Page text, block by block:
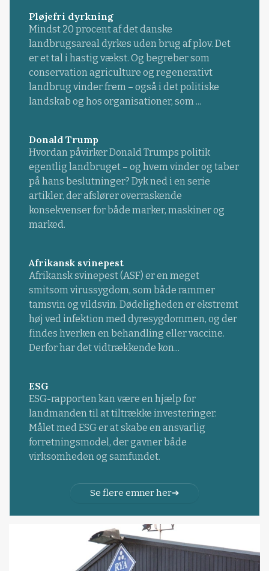
Pløjefri dyrkning
Mindst 20 procent af det danske
landbrugsareal dyrkes uden brug af plov. Det
er et tal i hastig vækst. Og begreber som
conservation agriculture og regenerativt
landbrug vinder frem – også i det politiske
landskab og hos organisationer, som ...
Donald Trump
Hvordan påvirker Donald Trumps politik
egentlig landbruget – og hvem vinder og taber
på hans beslutninger? Dyk ned i en serie
artikler, der afslører overraskende
konsekvenser for både marker, maskiner og
marked.
Afrikansk svinepest
Afrikansk svinepest (ASF) er en meget
smitsom virussygdom, som både rammer
tamsvin og vildsvin. Dødeligheden er ekstremt
høj ved infektion med dyresygdommen, og der
findes hverken en behandling eller vaccine.
Derfor har det vidtrækkende kon...
ESG
ESG-rapporten kan være en hjælp for
landmanden til at tiltrække investeringer.
Målet med ESG er at skabe en ansvarlig
forretningsmodel, der gavner både
virksomheden og samfundet.
Se flere emner her